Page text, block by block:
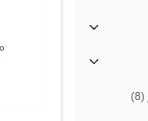
(8)